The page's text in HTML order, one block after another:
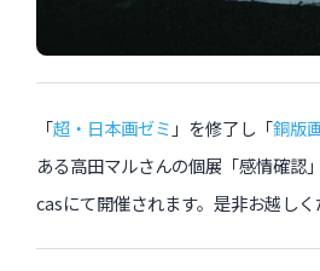
過去のオープン講座
過去の展覧会
「超・日本画ゼミ 」を修了し「銅版
ある高田マルさんの個展「感情確認
casにて開催されます。是非お越しく